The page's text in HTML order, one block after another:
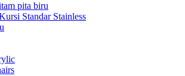
pita biru
Standar Stainless